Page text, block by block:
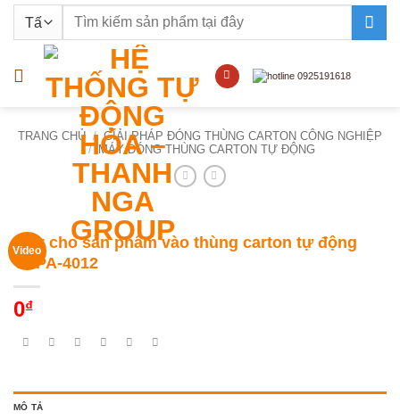
nội
Tìm
TRANG CHỦ / GIẢI PHÁP ĐÓNG THÙNG CARTON CÔNG NGHIỆP
/
MÁY ĐÓNG THÙNG CARTON TỰ ĐỘNG
Video
Máy cho sản phẩm vào thùng carton tự động
YUPA-4012
0₫
MÔ TẢ